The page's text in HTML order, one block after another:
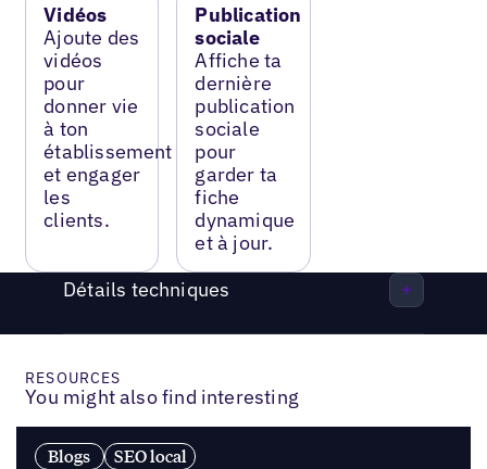
Vidéos
Ajoute des
vidéos
pour
donner vie
à ton
établissement
et engager
les
clients.
Publication
sociale
Affiche ta
dernière
publication
sociale
pour
garder ta
fiche
dynamique
et à jour.
Détails techniques
RESOURCES
You might also find interesting
Blogs SEO local